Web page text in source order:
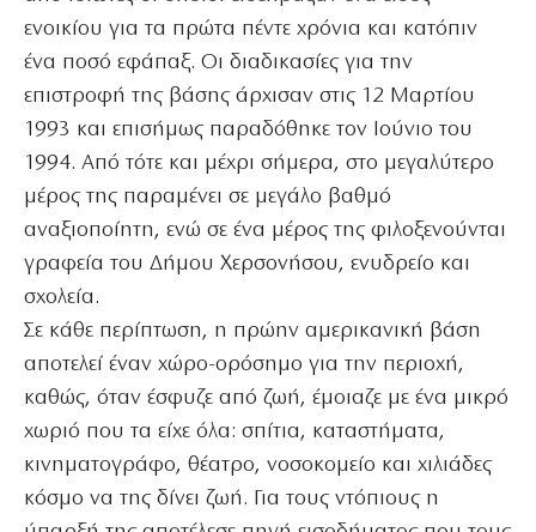
ενοικίου για τα πρώτα πέντε χρόνια και κατόπιν
ένα ποσό εφάπαξ. Οι διαδικασίες για την
επιστροφή της βάσης άρχισαν στις 12 Μαρτίου
1993 και επισήμως παραδόθηκε τον Ιούνιο του
1994. Από τότε και μέχρι σήμερα, στο μεγαλύτερο
μέρος της παραμένει σε μεγάλο βαθμό
αναξιοποίητη, ενώ σε ένα μέρος της φιλοξενούνται
γραφεία του Δήμου Χερσονήσου, ενυδρείο και
σχολεία.
Σε κάθε περίπτωση, η πρώην αμερικανική βάση
αποτελεί έναν χώρο-ορόσημο για την περιοχή,
καθώς, όταν έσφυζε από ζωή, έμοιαζε με ένα μικρό
χωριό που τα είχε όλα: σπίτια, καταστήματα,
κινηματογράφο, θέατρο, νοσοκομείο και χιλιάδες
κόσμο να της δίνει ζωή. Για τους ντόπιους η